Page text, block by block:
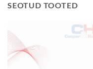
SEOTUD TOOTED